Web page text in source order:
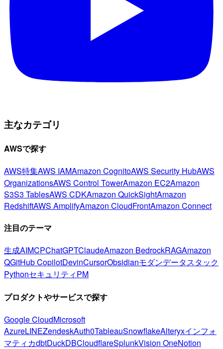
主なカテゴリ
AWSで探す
AWS特集AWS IAMAmazon CognitoAWS Security HubAWS
OrganizationsAWS Control TowerAmazon EC2Amazon
S3S3 TablesAWS CDKAmazon QuickSightAmazon
RedshiftAWS AmplifyAmazon CloudFrontAmazon Connect
注目のテーマ
生成AIMCPChatGPTClaudeAmazon BedrockRAGAmazon
QGitHub CopilotDevinCursorObsidianモダンデータスタック
PythonセキュリティPM
プロダクトやサービスで探す
Google CloudMicrosoft
AzureLINEZendeskAuth0TableauSnowflakeAlteryxインフォ
マティカdbtDuckDBCloudflareSplunkVision OneNotion